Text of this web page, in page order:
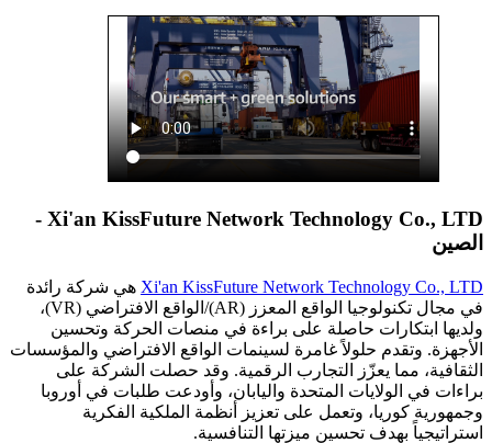
Xi'an KissFuture Network Technology Co., LTD -
الصين
Xi'an KissFuture Network Technology Co., LTD هي شركة رائدة
في مجال تكنولوجيا الواقع المعزز (AR)/الواقع الافتراضي (VR)،
ولديها ابتكارات حاصلة على براءة في منصات الحركة وتحسين
الأجهزة. وتقدم حلولاً غامرة لسينمات الواقع الافتراضي والمؤسسات
الثقافية، مما يعزّز التجارب الرقمية. وقد حصلت الشركة على
براءات في الولايات المتحدة واليابان، وأودعت طلبات في أوروبا
وجمهورية كوريا، وتعمل على تعزيز أنظمة الملكية الفكرية
استراتيجياً بهدف تحسين ميزتها التنافسية.